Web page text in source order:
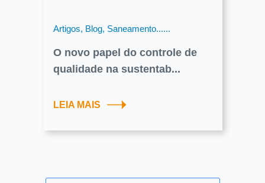
Artigos, Blog, Saneamento......
O novo papel do controle de
qualidade na sustentab...
LEIA MAIS